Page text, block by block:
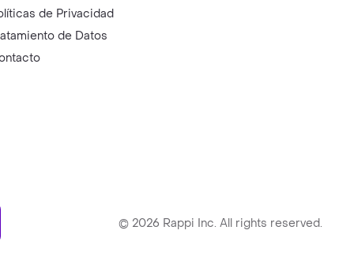
de Privacidad
de Datos
© 2026 Rappi Inc. All rights reserved.